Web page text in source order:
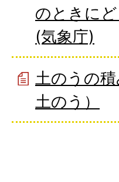
のときにど
(気象庁)
土のうの
土のう）